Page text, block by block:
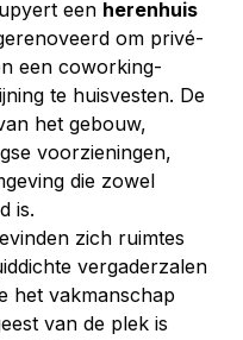
een herenhuis
om privé-
een coworking-
te huisvesten. De
het gebouw,
voorzieningen,
die zowel
is.
zich ruimtes
vergaderzalen
het vakmanschap
van de plek is